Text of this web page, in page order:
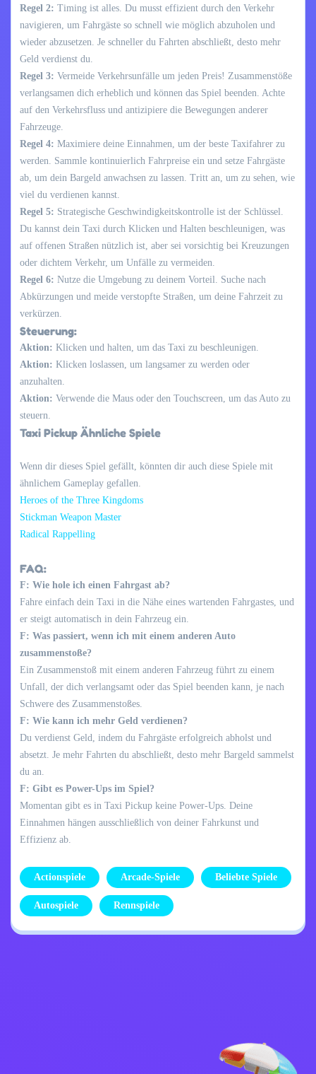
Regel 2: Timing ist alles. Du musst effizient durch den Verkehr
navigieren, um Fahrgäste so schnell wie möglich abzuholen und
wieder abzusetzen. Je schneller du Fahrten abschließt, desto mehr
Geld verdienst du.
Regel 3: Vermeide Verkehrsunfälle um jeden Preis! Zusammenstöße
verlangsamen dich erheblich und können das Spiel beenden. Achte
auf den Verkehrsfluss und antizipiere die Bewegungen anderer
Fahrzeuge.
Regel 4: Maximiere deine Einnahmen, um der beste Taxifahrer zu
werden. Sammle kontinuierlich Fahrpreise ein und setze Fahrgäste
ab, um dein Bargeld anwachsen zu lassen. Tritt an, um zu sehen, wie
viel du verdienen kannst.
Regel 5: Strategische Geschwindigkeitskontrolle ist der Schlüssel.
Du kannst dein Taxi durch Klicken und Halten beschleunigen, was
auf offenen Straßen nützlich ist, aber sei vorsichtig bei Kreuzungen
oder dichtem Verkehr, um Unfälle zu vermeiden.
Regel 6: Nutze die Umgebung zu deinem Vorteil. Suche nach
Abkürzungen und meide verstopfte Straßen, um deine Fahrzeit zu
verkürzen.
Steuerung:
Aktion: Klicken und halten, um das Taxi zu beschleunigen.
Aktion: Klicken loslassen, um langsamer zu werden oder
anzuhalten.
Aktion: Verwende die Maus oder den Touchscreen, um das Auto zu
steuern.
Taxi Pickup Ähnliche Spiele
Wenn dir dieses Spiel gefällt, könnten dir auch diese Spiele mit
ähnlichem Gameplay gefallen.
Heroes of the Three Kingdoms
Stickman Weapon Master
Radical Rappelling
FAQ:
F: Wie hole ich einen Fahrgast ab?
Fahre einfach dein Taxi in die Nähe eines wartenden Fahrgastes, und
er steigt automatisch in dein Fahrzeug ein.
F: Was passiert, wenn ich mit einem anderen Auto
zusammenstoße?
Ein Zusammenstoß mit einem anderen Fahrzeug führt zu einem
Unfall, der dich verlangsamt oder das Spiel beenden kann, je nach
Schwere des Zusammenstoßes.
F: Wie kann ich mehr Geld verdienen?
Du verdienst Geld, indem du Fahrgäste erfolgreich abholst und
absetzt. Je mehr Fahrten du abschließt, desto mehr Bargeld sammelst
du an.
F: Gibt es Power-Ups im Spiel?
Momentan gibt es in Taxi Pickup keine Power-Ups. Deine
Einnahmen hängen ausschließlich von deiner Fahrkunst und
Effizienz ab.
Actionspiele Arcade-Spiele Beliebte Spiele
Autospiele Rennspiele